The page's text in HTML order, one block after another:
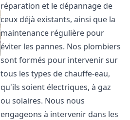
réparation et le dépannage de
ceux déjà existants, ainsi que la
maintenance régulière pour
éviter les pannes. Nos plombiers
sont formés pour intervenir sur
tous les types de chauffe-eau,
qu'ils soient électriques, à gaz
ou solaires. Nous nous
engageons à intervenir dans les